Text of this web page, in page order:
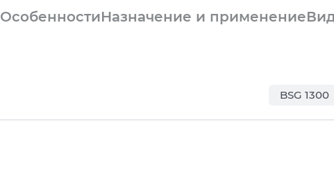
ОсобенностиНазначение и применение
BSG 1300